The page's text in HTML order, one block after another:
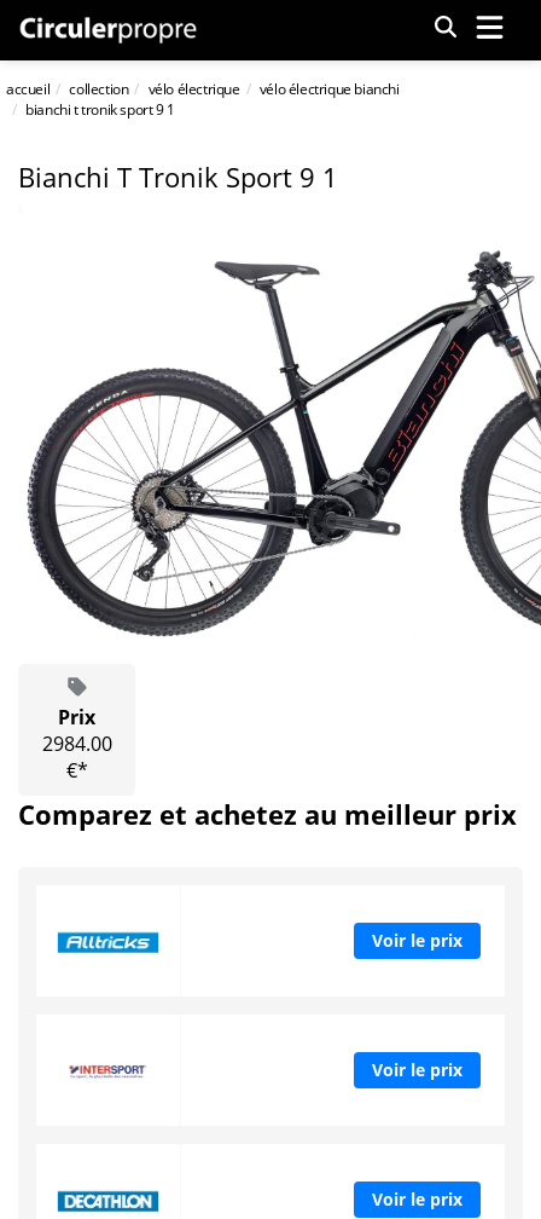
Menu
accueil collection vélo électrique
vélo électrique bianchi
bianchi t tronik sport 9 1
Bianchi T Tronik Sport 9 1
Prix
2984.00
€*
Comparez et achetez au meilleur prix
Voir le prix
Voir le prix
Voir le prix